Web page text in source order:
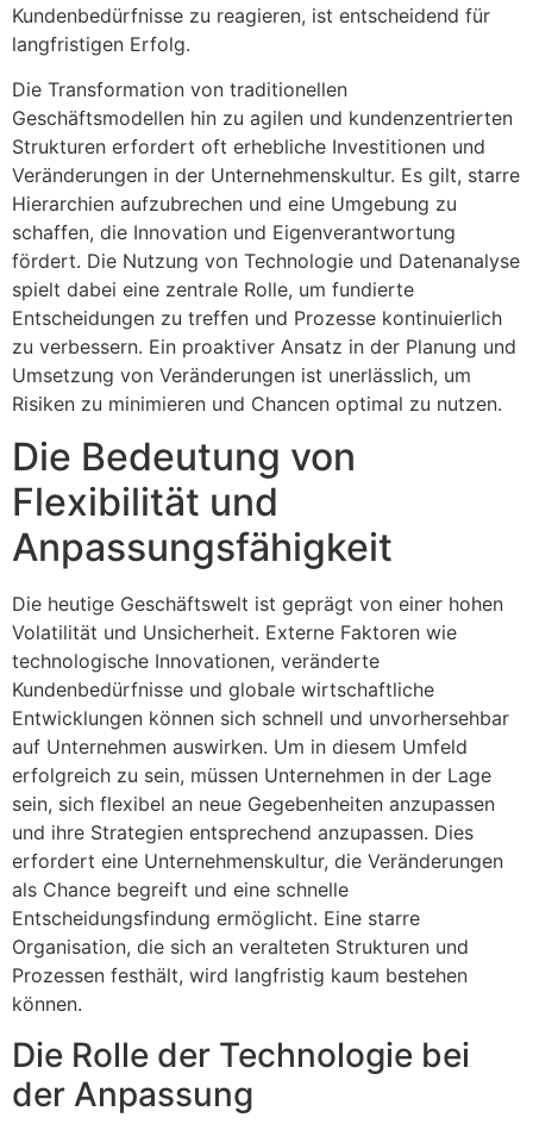
Kundenbedürfnisse zu reagieren, ist entscheidend für
langfristigen Erfolg.
Die Transformation von traditionellen
Geschäftsmodellen hin zu agilen und kundenzentrierten
Strukturen erfordert oft erhebliche Investitionen und
Veränderungen in der Unternehmenskultur. Es gilt, starre
Hierarchien aufzubrechen und eine Umgebung zu
schaffen, die Innovation und Eigenverantwortung
fördert. Die Nutzung von Technologie und Datenanalyse
spielt dabei eine zentrale Rolle, um fundierte
Entscheidungen zu treffen und Prozesse kontinuierlich
zu verbessern. Ein proaktiver Ansatz in der Planung und
Umsetzung von Veränderungen ist unerlässlich, um
Risiken zu minimieren und Chancen optimal zu nutzen.
Die Bedeutung von
Flexibilität und
Anpassungsfähigkeit
Die heutige Geschäftswelt ist geprägt von einer hohen
Volatilität und Unsicherheit. Externe Faktoren wie
technologische Innovationen, veränderte
Kundenbedürfnisse und globale wirtschaftliche
Entwicklungen können sich schnell und unvorhersehbar
auf Unternehmen auswirken. Um in diesem Umfeld
erfolgreich zu sein, müssen Unternehmen in der Lage
sein, sich flexibel an neue Gegebenheiten anzupassen
und ihre Strategien entsprechend anzupassen. Dies
erfordert eine Unternehmenskultur, die Veränderungen
als Chance begreift und eine schnelle
Entscheidungsfindung ermöglicht. Eine starre
Organisation, die sich an veralteten Strukturen und
Prozessen festhält, wird langfristig kaum bestehen
können.
Die Rolle der Technologie bei
der Anpassung